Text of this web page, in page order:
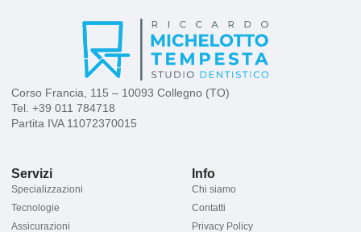
Corso Francia, 115 – 10093 Collegno (TO)
Tel. +39 011 784718
Partita IVA 11072370015
Servizi
Specializzazioni
Tecnologie
Assicurazioni
Info
Chi siamo
Contatti
Privacy Policy